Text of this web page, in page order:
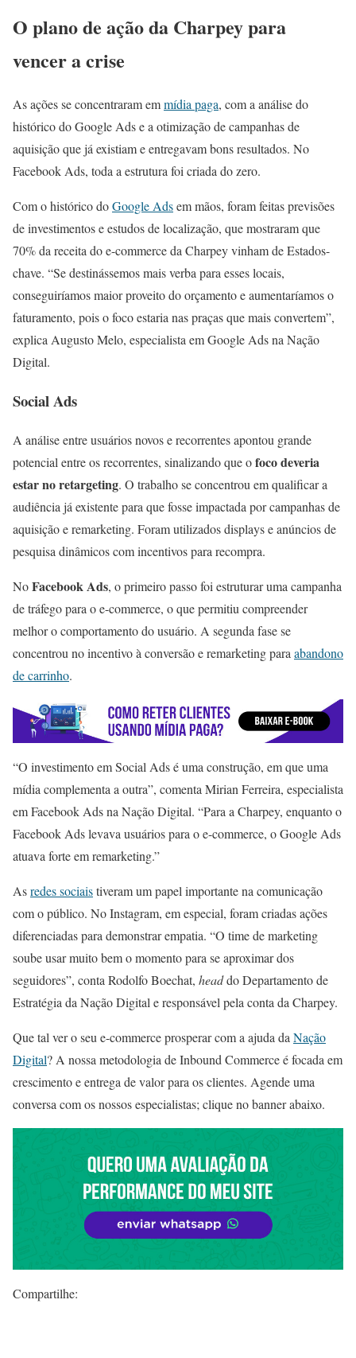
O plano de ação da Charpey para
vencer a crise
As ações se concentraram emmídia paga, com a análise do
histórico do Google Ads e a otimização de campanhas de
aquisição que já existiam e entregavam bons resultados. No
Facebook Ads, toda a estrutura foi criada do zero.
Com o histórico doGoogle Adsem mãos, foram feitas previsões
de investimentos e estudos de localização, que mostraram que
70% da receita do e-commerce da Charpey vinham de Estados-
chave. “Se destinássemos mais verba para esses locais,
conseguiríamos maior proveito do orçamento e aumentaríamos o
faturamento, pois o foco estaria nas praças que mais convertem”,
explica Augusto Melo, especialista em Google Ads na Nação
Digital.
Social Ads
A análise entre usuários novos e recorrentes apontou grande
potencial entre os recorrentes, sinalizando que ofoco deveria
estar no retargeting. O trabalho se concentrou em qualificar a
audiência já existente para que fosse impactada por campanhas de
aquisição e remarketing. Foram utilizados displays e anúncios de
pesquisa dinâmicos com incentivos para recompra.
NoFacebook Ads, o primeiro passo foi estruturar uma campanha
de tráfego para o e-commerce, o que permitiu compreender
melhor o comportamento do usuário. A segunda fase se
concentrou no incentivo à conversão e remarketing para abandono
de carrinho.
“O investimento em Social Ads é uma construção, em que uma
mídia complementa a outra”, comenta Mirian Ferreira, especialista
em Facebook Ads na Nação Digital. “Para a Charpey, enquanto o
Facebook Ads levava usuários para o e-commerce, o Google Ads
atuava forte em remarketing.”
Asredes sociaistiveram um papel importante na comunicação
com o público. No Instagram, em especial, foram criadas ações
diferenciadas para demonstrar empatia. “O time de marketing
soube usar muito bem o momento para se aproximar dos
seguidores”, conta Rodolfo Boechat, headdo Departamento de
Estratégia da Nação Digital e responsável pela conta da Charpey.
Que tal ver o seu e-commerce prosperar com a ajuda da Nação
Digital? A nossa metodologia de Inbound Commerce é focada em
crescimento e entrega de valor para os clientes. Agende uma
conversa com os nossos especialistas; clique no banner abaixo.
Compartilhe: